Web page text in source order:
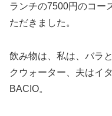
ランチの7500円のコー
ただきました。
飲み物は、私は、バラ
クウォーター、夫はイ
BACIO。